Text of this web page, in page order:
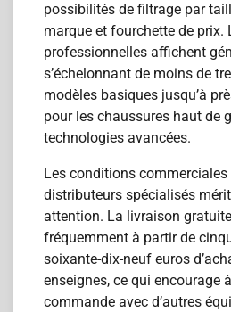
possibilités de filtrage par
marque et fourchette de prix.
professionnelles affichent
s’échelonnant de moins de
modèles basiques jusqu’à
pour les chaussures haut de
technologies avancées.
Les conditions
distributeurs spécialisés
attention. La livraison
fréquemment à partir de
soixante-dix-neuf euros
enseignes, ce qui encourage
commande avec d’autres